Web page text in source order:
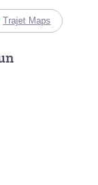
Trajet Maps